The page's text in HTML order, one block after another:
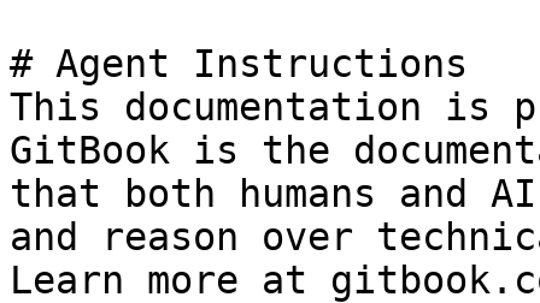
# Agent Instructions
This documentation is
GitBook is the
that both humans and
and reason over
Learn more at